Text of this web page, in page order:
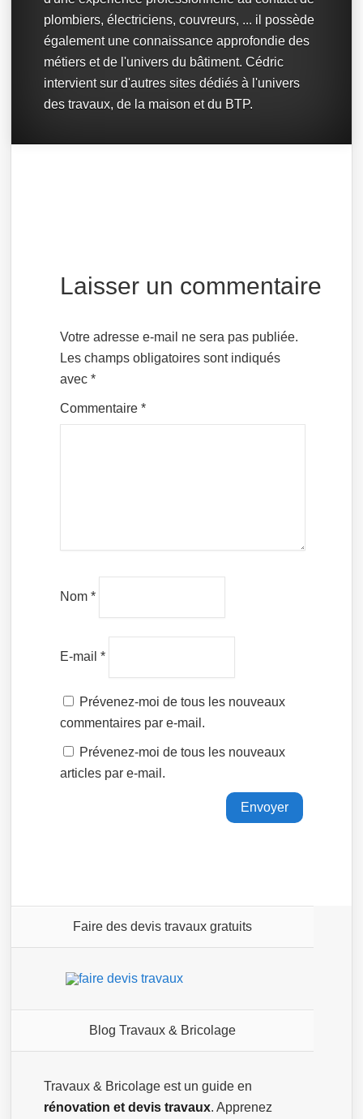
plombiers, électriciens, couvreurs, ... il possède
également une connaissance approfondie des
métiers et de l'univers du bâtiment. Cédric
intervient sur d'autres sites dédiés à l'univers
des travaux, de la maison et du BTP.
Laisser un commentaire
Votre adresse e-mail ne sera pas publiée.
Les champs obligatoires sont indiqués
avec*
Commentaire*
Nom*
E-mail*
Prévenez-moi de tous les nouveaux
commentaires par e-mail.
Prévenez-moi de tous les nouveaux
articles par e-mail.
Faire des devis travaux gratuits
Blog Travaux & Bricolage
Travaux & Bricolage est un guide en
rénovation et devis travaux. Apprenez